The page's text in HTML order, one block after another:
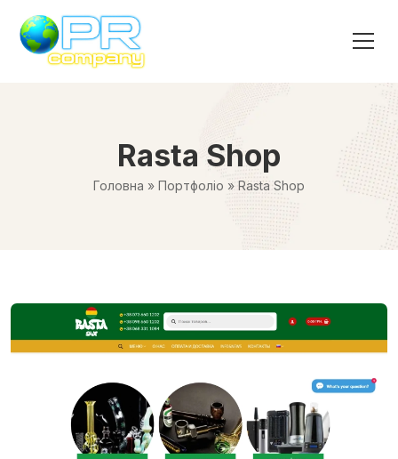
Rasta Shop
Головна » Портфоліо »Rasta Shop